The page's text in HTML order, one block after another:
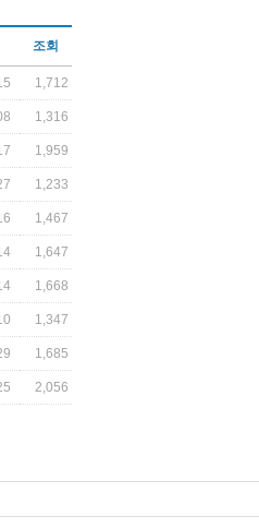
조회
1,712
1,316
1,959
1,233
1,467
1,647
1,668
1,347
1,685
2,056